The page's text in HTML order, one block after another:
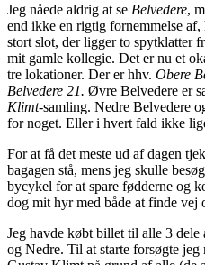
Jeg nåede aldrig at se Belvedere,
end ikke en rigtig fornemmelse
stort slot, der ligger to spytklatter
mit gamle kollegie. Det er nu et
tre lokationer. Der er hhv. Obere
Belvedere 21. Øvre Belvedere er
Klimt-samling. Nedre Belvedere
for noget. Eller i hvert fald ikke
For at få det meste ud af dagen
bagagen stå, mens jeg skulle
bycykel for at spare fødderne og
dog mit hyr med både at finde
Jeg havde købt billet til alle 3
og Nedre. Til at starte forsøgte